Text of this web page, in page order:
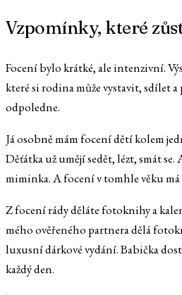
Vzpomínky, které
Focení bylo krátké, ale intenzivní.
které si rodina může vystavit, sdílet
odpoledne.
Já osobně mám focení dětí kolem
Děťátka už umějí sedět, lézt, smát
miminka. A focení v tomhle věku má
Z focení rády děláte fotoknihy a
mého ověřeného partnera dělá
luxusní dárkové vydání. Babička
každý den.